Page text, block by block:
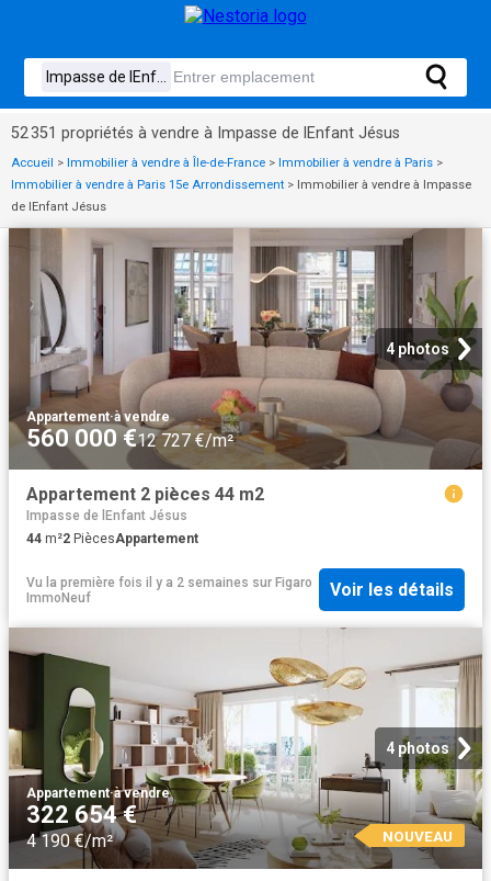
52 351 propriétés à vendre à Impasse de lEnfant Jésus
Accueil > Immobilier à vendre à Île-de-France > Immobilier à vendre à Paris >
Immobilier à vendre à Paris 15e Arrondissement > Immobilier à vendre à Impasse
de lEnfant Jésus
4 photos
Appartement·à vendre
560 000 €12 727 €/m²
Appartement 2 pièces 44 m2
Impasse de lEnfant Jésus
44 m²2 PiècesAppartement
Vu la première fois il y a 2 semaines sur Figaro
ImmoNeuf
Voir les détails
4 photos
Appartement·à vendre
322 654 €
4 190 €/m² NOUVEAU